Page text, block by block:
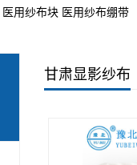
医用纱布块 医用纱布绷带
甘肃显影纱布